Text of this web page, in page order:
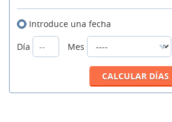
Introduce una fecha
Día
Mes